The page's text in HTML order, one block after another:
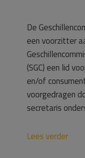
De
een voorzitter
(SGC) een lid
en/of
voorgedragen
secretaris
Lees verder